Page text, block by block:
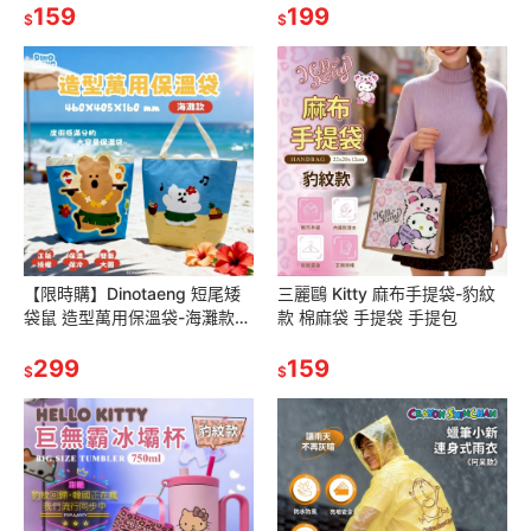
$159 $199
【限時購】Dinotaeng 短尾矮
袋鼠 造型萬用保溫袋-海灘款
野餐袋
$299
三麗鷗 Kitty 麻布手提袋-豹紋
款 棉麻袋 手提袋 手提包
$159